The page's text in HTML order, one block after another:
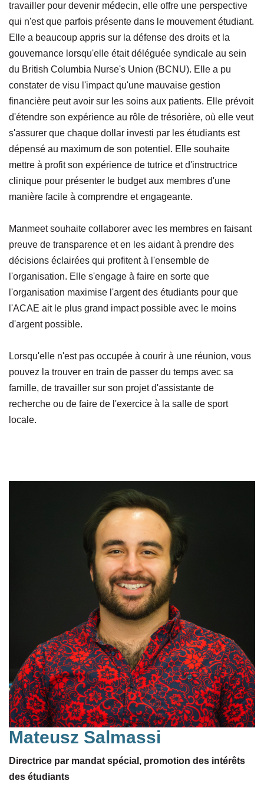
travailler pour devenir médecin, elle offre une perspective
qui n'est que parfois présente dans le mouvement étudiant.
Elle a beaucoup appris sur la défense des droits et la
gouvernance lorsqu'elle était déléguée syndicale au sein
du British Columbia Nurse's Union (BCNU). Elle a pu
constater de visu l'impact qu'une mauvaise gestion
financière peut avoir sur les soins aux patients. Elle prévoit
d'étendre son expérience au rôle de trésorière, où elle veut
s'assurer que chaque dollar investi par les étudiants est
dépensé au maximum de son potentiel. Elle souhaite
mettre à profit son expérience de tutrice et d'instructrice
clinique pour présenter le budget aux membres d'une
manière facile à comprendre et engageante.
Manmeet souhaite collaborer avec les membres en faisant
preuve de transparence et en les aidant à prendre des
décisions éclairées qui profitent à l'ensemble de
l'organisation. Elle s'engage à faire en sorte que
l'organisation maximise l'argent des étudiants pour que
l'ACAE ait le plus grand impact possible avec le moins
d'argent possible.
Lorsqu'elle n'est pas occupée à courir à une réunion, vous
pouvez la trouver en train de passer du temps avec sa
famille, de travailler sur son projet d'assistante de
recherche ou de faire de l'exercice à la salle de sport
locale.
Mateusz Salmassi
Directrice par mandat spécial, promotion des intérêts
des étudiants